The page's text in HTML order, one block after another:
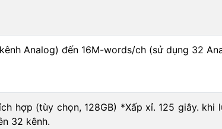
Analog) đến 16M-words/ch (sử dụng 32
hợp (tùy chọn, 128GB) *Xấp xỉ. 125 giây.
32 kênh.